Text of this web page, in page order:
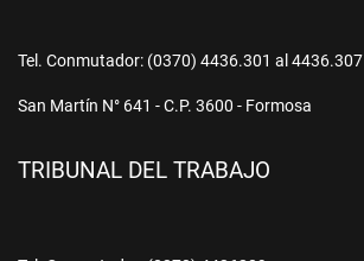
Tel. Conmutador: (0370) 4436.301 al 4436.307
San Martín N° 641 - C.P. 3600 - Formosa
TRIBUNAL DEL TRABAJO